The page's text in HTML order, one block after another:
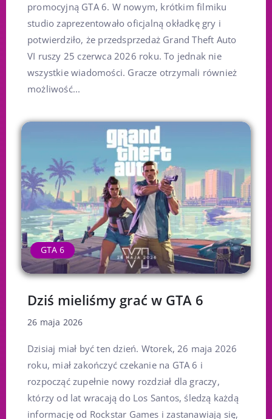
promocyjną GTA 6. W nowym, krótkim filmiku
studio zaprezentowało oficjalną okładkę gry i
potwierdziło, że przedsprzedaż Grand Theft Auto
VI ruszy 25 czerwca 2026 roku. To jednak nie
wszystkie wiadomości. Gracze otrzymali również
możliwość...
GTA 6
Dziś mieliśmy grać w GTA 6
26 maja 2026
Dzisiaj miał być ten dzień. Wtorek, 26 maja 2026
roku, miał zakończyć czekanie na GTA 6 i
rozpocząć zupełnie nowy rozdział dla graczy,
którzy od lat wracają do Los Santos, śledzą każdą
informację od Rockstar Games i zastanawiają się,